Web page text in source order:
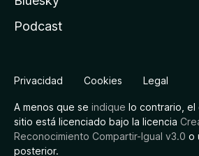
Podcast
Privacidad Cookies Legal
A menos que se indique lo contrario,
sitio está licenciado bajo la licencia
Reconocimiento Compartir-Igual v3.0 o
posterior.